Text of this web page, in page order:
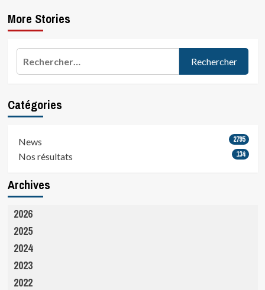
More Stories
Catégories
News 2795
Nos résultats 134
Archives
2026
2025
2024
2023
2022